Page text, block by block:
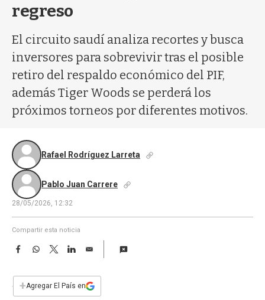
regreso
El circuito saudí analiza recortes y busca
inversores para sobrevivir tras el posible
retiro del respaldo económico del PIF,
además Tiger Woods se perderá los
próximos torneos por diferentes motivos.
Rafael Rodríguez Larreta
Pablo Juan Carrere
28/05/2026, 12:32
Compartir esta noticia
F
e
b
W
s
T
w
t
L
E
i
l
+Agregar El País en